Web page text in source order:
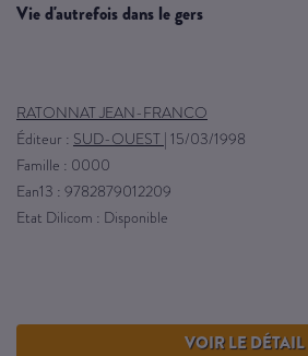
vie d'autrefois dans le gers
RATONNAT JEAN-FRANCO
Éditeur : SUD-OUEST | 15/03/1998
Famille : 0000
Ean13 : 9782879012209
Etat Dilicom : Disponible
VOIR LE DÉTAIL